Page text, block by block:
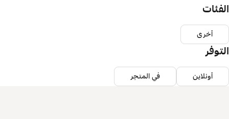
الفئات
أخرى
التوفر
أونلاين في المتجر